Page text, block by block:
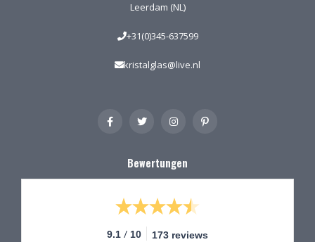
Leerdam (NL)
+31(0)345-637599
kristalglas@live.nl
Bewertungen
9.1 / 10 173 reviews